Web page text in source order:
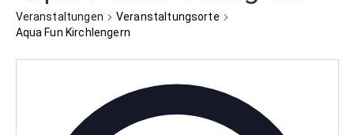
Veranstaltungen
Veranstaltungsorte
Aqua Fun Kirchlengern